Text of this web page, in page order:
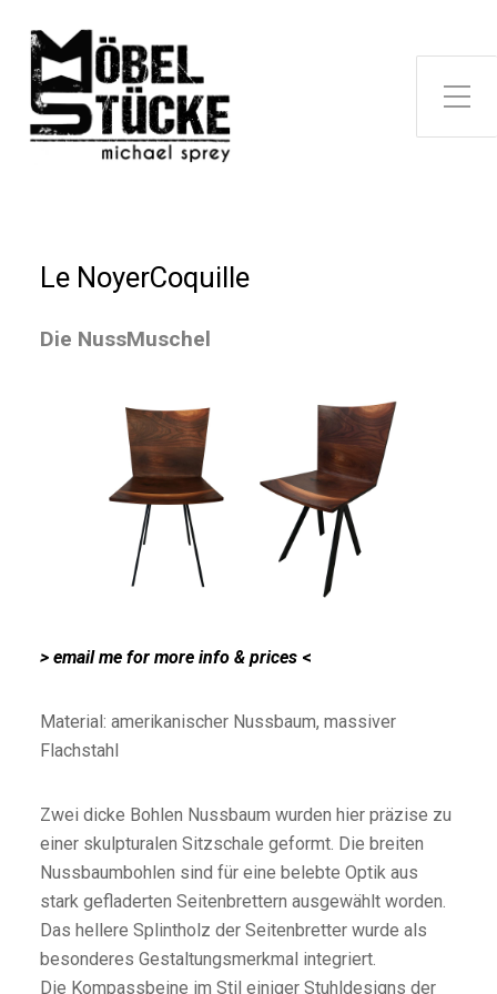
Le NoyerCoquille
Die NussMuschel
> email me for more info & prices <
Material: amerikanischer Nussbaum, massiver
Flachstahl
Zwei dicke Bohlen Nussbaum wurden hier präzise zu
einer skulpturalen Sitzschale geformt. Die breiten
Nussbaumbohlen sind für eine belebte Optik aus
stark gefladerten Seitenbrettern ausgewählt worden.
Das hellere Splintholz der Seitenbretter wurde als
besonderes Gestaltungsmerkmal integriert.
Die Kompassbeine im Stil einiger Stuhldesigns der